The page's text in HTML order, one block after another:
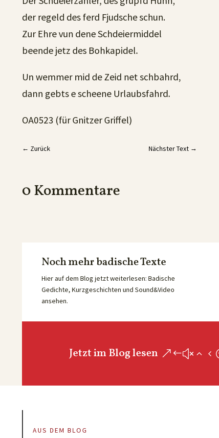
der regeld des ferd Fjudsche schun.
Zur Ehre vun dene Schdeiermiddel
beende jetz des Bohkapidel.
Un wemmer mid de Zeid net schbahrd,
dann gebts e scheene Urlaubsfahrd.
OA0523 (für Gnitzer Griffel)
← Zurück Nächster Text →
0 Kommentare
Noch mehr badische Texte
Hier auf dem Blog jetzt weiterlesen: Badische
Gedichte, Kurzgeschichten und Sound&Video
ansehen.
Jetzt im Blog lesen
AUS DEM BLOG